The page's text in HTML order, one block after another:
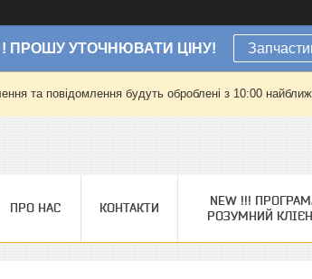
! ПРОШУ УТОЧНЮВАТИ ЦІНУ!
та повідомлення будуть оброблені з 10:00
ПРО НАС КОНТАКТИ
NEW !!!
РОЗУМНИЙ